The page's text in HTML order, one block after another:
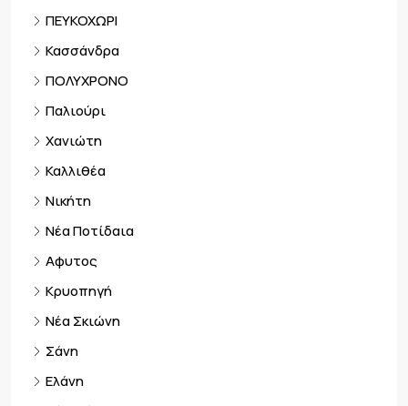
ΠΕΥΚΟΧΩΡΙ
Κασσάνδρα
ΠΟΛΥΧΡΟΝΟ
Παλιούρι
Χανιώτη
Καλλιθέα
Νικήτη
Νέα Ποτίδαια
Αφυτος
Κρυοπηγή
Νέα Σκιώνη
Σάνη
Ελάνη